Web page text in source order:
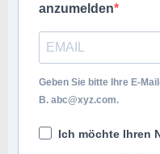
anzumelden
Geben Sie bitte Ihre E-
B. abc@xyz.com.
Ich möchte Ihren